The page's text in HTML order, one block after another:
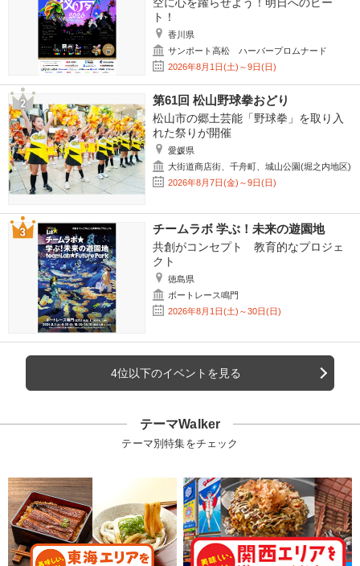
ト！
香川県
サンポート高松 ハーバープロムナード
2026年8月1日(土)～9日(日)
第61回 松山野球拳おどり
松山市の郷土芸能「野球拳」を取り入
れた祭りが開催
愛媛県
大街道商店街、千舟町、城山公園(堀之内地区)
2026年8月7日(金)～9日(日)
チームラボ 学ぶ！未来の遊園地
共創がコンセプト 教育的なプロジェ
クト
徳島県
ボートレース鳴門
2026年8月1日(土)～30日(日)
4位以下のイベントを見る
テーマWalker
テーマ別特集をチェック